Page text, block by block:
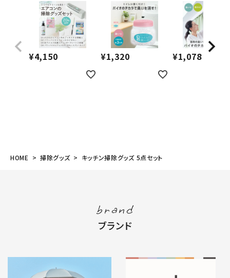
¥4,150 ¥1,320 ¥1,078
HOME 掃除グッズ キッチン掃除グッズ 5点セット
brand
ブランド